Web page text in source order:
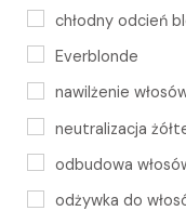
chłodny odcień
Everblonde
nawilżenie
neutralizacja
odbudowa
odżywka do